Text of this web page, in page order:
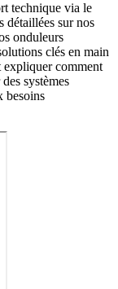
technique via le
détaillées sur nos
onduleurs
clés en main
expliquer comment
systèmes
besoins